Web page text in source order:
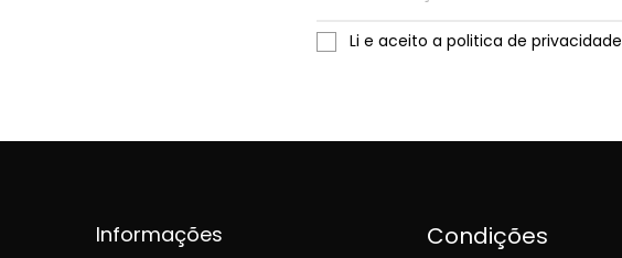
Li e aceito a politica de privacidade
Informações Condições